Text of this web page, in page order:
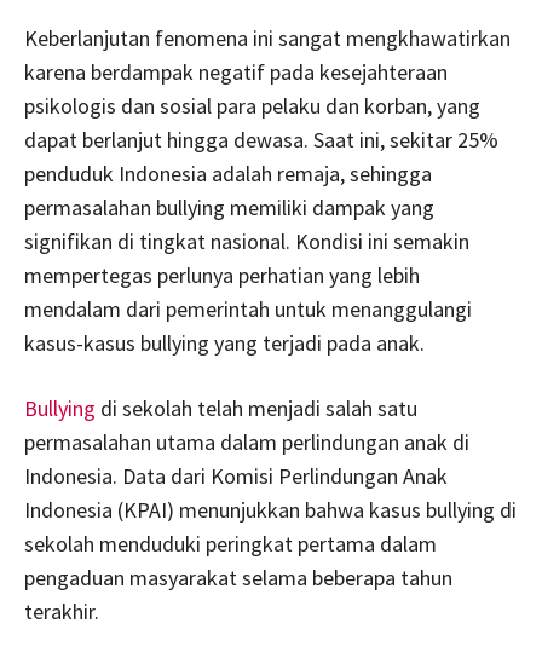
Keberlanjutan fenomena ini sangat mengkhawatirkan
karena berdampak negatif pada kesejahteraan
psikologis dan sosial para pelaku dan korban, yang
dapat berlanjut hingga dewasa. Saat ini, sekitar 25%
penduduk Indonesia adalah remaja, sehingga
permasalahan bullying memiliki dampak yang
signifikan di tingkat nasional. Kondisi ini semakin
mempertegas perlunya perhatian yang lebih
mendalam dari pemerintah untuk menanggulangi
kasus-kasus bullying yang terjadi pada anak.
Bullying di sekolah telah menjadi salah satu
permasalahan utama dalam perlindungan anak di
Indonesia. Data dari Komisi Perlindungan Anak
Indonesia (KPAI) menunjukkan bahwa kasus bullying di
sekolah menduduki peringkat pertama dalam
pengaduan masyarakat selama beberapa tahun
terakhir.